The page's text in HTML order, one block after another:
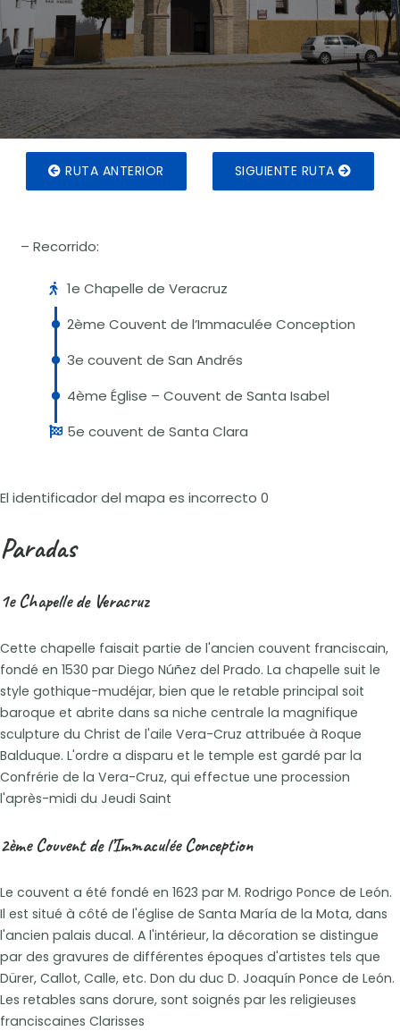
RUTA ANTERIOR SIGUIENTE RUTA
– Recorrido:
1e Chapelle de Veracruz
2ème Couvent de l’Immaculée Conception
3e couvent de San Andrés
4ème Église – Couvent de Santa Isabel
5e couvent de Santa Clara
El identificador del mapa es incorrecto 0
Paradas
1e Chapelle de Veracruz
Cette chapelle faisait partie de l'ancien couvent franciscain,
fondé en 1530 par Diego Núñez del Prado. La chapelle suit le
style gothique-mudéjar, bien que le retable principal soit
baroque et abrite dans sa niche centrale la magnifique
sculpture du Christ de l'aile Vera-Cruz attribuée à Roque
Balduque. L'ordre a disparu et le temple est gardé par la
Confrérie de la Vera-Cruz, qui effectue une procession
l'après-midi du Jeudi Saint
2ème Couvent de l’Immaculée Conception
Le couvent a été fondé en 1623 par M. Rodrigo Ponce de León.
Il est situé à côté de l'église de Santa María de la Mota, dans
l'ancien palais ducal. A l'intérieur, la décoration se distingue
par des gravures de différentes époques d'artistes tels que
Dürer, Callot, Calle, etc. Don du duc D. Joaquín Ponce de León.
Les retables sans dorure, sont soignés par les religieuses
franciscaines Clarisses